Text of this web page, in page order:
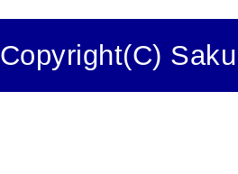
Copyright(C)